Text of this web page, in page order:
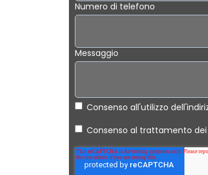
Numero di telefono
Messaggio
Consenso all'utilizzo
Consenso al trattamento dei